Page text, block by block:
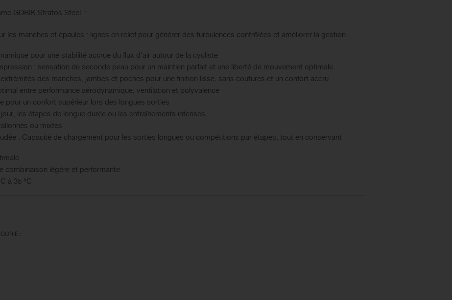
GOBIK Stratos Steel :
les manches et épaules : lignes en relief pour générer des turbulences contrôlées et améliorer la gestion
pour une stabilité accrue du flux d’air autour de la cycliste
: sensation de seconde peau pour un maintien parfait et une liberté de mouvement optimale
des manches, jambes et poches pour une finition lisse, sans coutures et un confort accru
entre performance aérodynamique, ventilation et polyvalence
pour un confort supérieur lors des longues sorties
les étapes de longue durée ou les entraînements intenses
ou mixtes
: Capacité de chargement pour les sorties longues ou compétitions par étapes, tout en conservant
combinaison légère et performante
à 35 °C
: